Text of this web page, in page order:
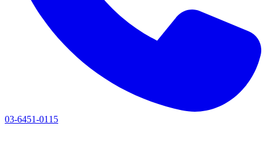
03-6451-0115